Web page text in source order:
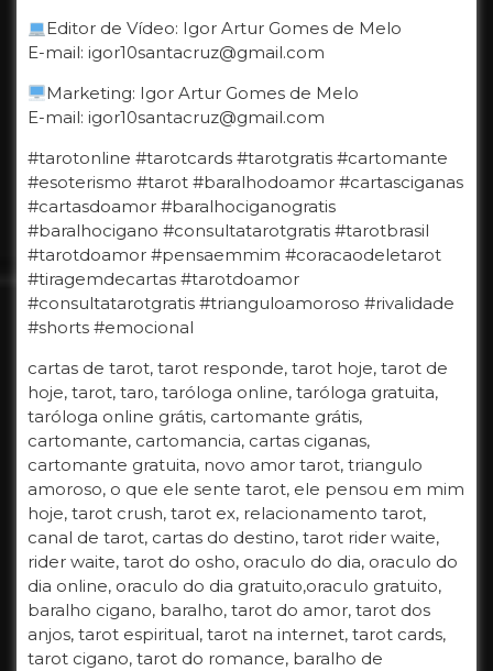
Editor de Vídeo: Igor Artur Gomes de Melo
E-mail: igor10santacruz@gmail.com
Marketing: Igor Artur Gomes de Melo
E-mail: igor10santacruz@gmail.com
#tarotonline #tarotcards #tarotgratis #cartomante
#esoterismo #tarot #baralhodoamor #cartasciganas
#cartasdoamor #baralhociganogratis
#baralhocigano #consultatarotgratis #tarotbrasil
#tarotdoamor #pensaemmim #coracaodeletarot
#tiragemdecartas #tarotdoamor
#consultatarotgratis #trianguloamoroso #rivalidade
#shorts #emocional
cartas de tarot, tarot responde, tarot hoje, tarot de
hoje, tarot, taro, taróloga online, taróloga gratuita,
taróloga online grátis, cartomante grátis,
cartomante, cartomancia, cartas ciganas,
cartomante gratuita, novo amor tarot, triangulo
amoroso, o que ele sente tarot, ele pensou em mim
hoje, tarot crush, tarot ex, relacionamento tarot,
canal de tarot, cartas do destino, tarot rider waite,
rider waite, tarot do osho, oraculo do dia, oraculo do
dia online, oraculo do dia gratuito,oraculo gratuito,
baralho cigano, baralho, tarot do amor, tarot dos
anjos, tarot espiritual, tarot na internet, tarot cards,
tarot cigano, tarot do romance, baralho de